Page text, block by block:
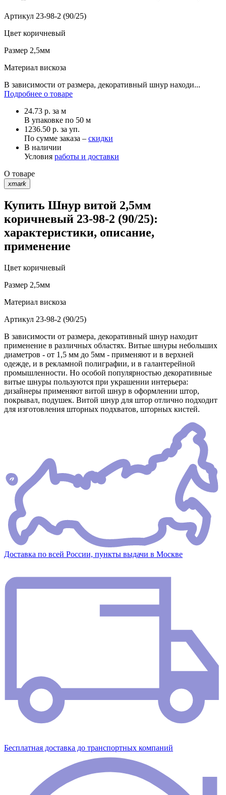
Артикул 23-98-2 (90/25)
Цвет коричневый
Размер 2,5мм
Материал вискоза
В зависимости от размера, декоративный шнур находи...
Подробнее о товаре
24.73 р. за м
В упаковке по 50 м
1236.50 р. за уп.
По сумме заказа – скидки
В наличии
Условия работы и доставки
О товаре
xmark
Купить Шнур витой 2,5мм
коричневый 23-98-2 (90/25):
характеристики, описание,
применение
Цвет коричневый
Размер 2,5мм
Материал вискоза
Артикул 23-98-2 (90/25)
В зависимости от размера, декоративный шнур находит
применение в различных областях. Витые шнуры небольших
диаметров - от 1,5 мм до 5мм - применяют и в верхней
одежде, и в рекламной полиграфии, и в галантерейной
промышленности. Но особой популярностью декоративные
витые шнуры пользуются при украшении интерьера:
дизайнеры применяют витой шнур в оформлении штор,
покрывал, подушек. Витой шнур для штор отлично подходит
для изготовления шторных подхватов, шторных кистей.
Доставка по всей России, пункты выдачи в Москве
Бесплатная доставка до транспортных компаний